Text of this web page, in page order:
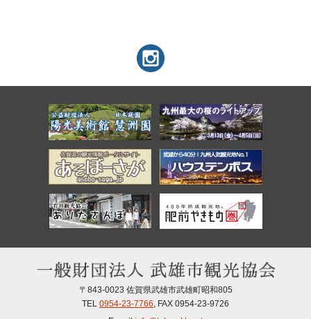
〒843-0023 佐賀県武雄市武雄町昭和805
TEL 0954-23-7766 , FAX 0954-23-9726